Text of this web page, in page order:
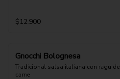
$12.900
Gnocchi Bolognesa
Tradicional salsa italiana con ragu de
carne